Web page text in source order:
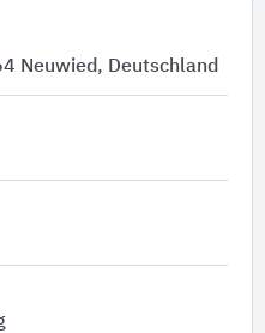
Neuwied, Deutschland